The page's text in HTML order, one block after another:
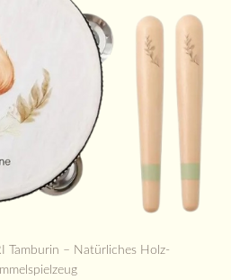
Tamburin – Natürliches Holz-